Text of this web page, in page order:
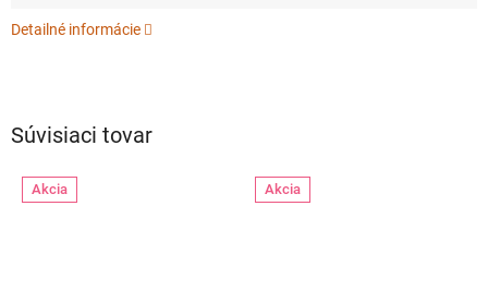
Detailné informácie
Súvisiaci tovar
Akcia Akcia